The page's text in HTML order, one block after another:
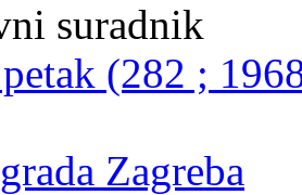
suradnik
(282 ;
Zagreba